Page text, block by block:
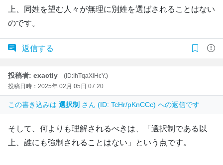
上、同姓を望む人々が無理に別姓を選ばされることはない
のです。
返信する
投稿者: exactly
(ID:IhTqaXlHcY.)
投稿日時：2025年 02月 05日 07:20
この書き込みは 選択制 さん (ID: TcHr/pKnCCc) への返信です
そして、何よりも理解されるべきは、「選択制である以
上、誰にも強制されることはない」という点です。